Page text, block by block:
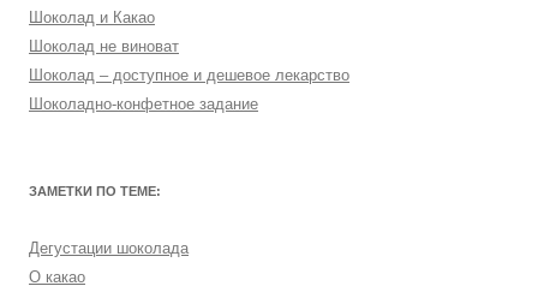
Шоколад и Какао
Шоколад не виноват
Шоколад – доступное и дешевое лекарство
Шоколадно-конфетное задание
ЗАМЕТКИ ПО ТЕМЕ:
Дегустации шоколада
О какао